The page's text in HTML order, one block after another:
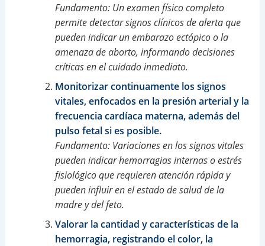
Fundamento: Un examen físico completo
permite detectar signos clínicos de alerta que
pueden indicar un embarazo ectópico o la
amenaza de aborto, informando decisiones
críticas en el cuidado inmediato.
Monitorizar continuamente los signos
vitales, enfocados en la presión arterial y la
frecuencia cardíaca materna, además del
pulso fetal si es posible.
Fundamento: Variaciones en los signos vitales
pueden indicar hemorragias internas o estrés
fisiológico que requieren atención rápida y
pueden influir en el estado de salud de la
madre y del feto.
Valorar la cantidad y características de la
hemorragia, registrando el color, la